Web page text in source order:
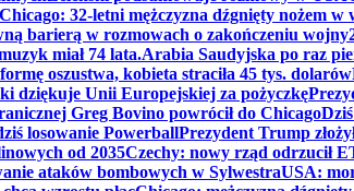
Chicago: 32-letni mężczyzna dźgnięty nożem
barierą w rozmowach o zakończeniu wojny
miał 74 lata.Arabia Saudyjska po raz
oszustwa, kobieta straciła 45 tys. dolarów
dziękuje Unii Europejskiej za pożyczkę
Greg Bovino powrócił do Chicago
losowanie PowerballPrezydent Trump
od 2035Czechy: nowy rząd odrzucił
ataków bombowych w SylwestraUSA: